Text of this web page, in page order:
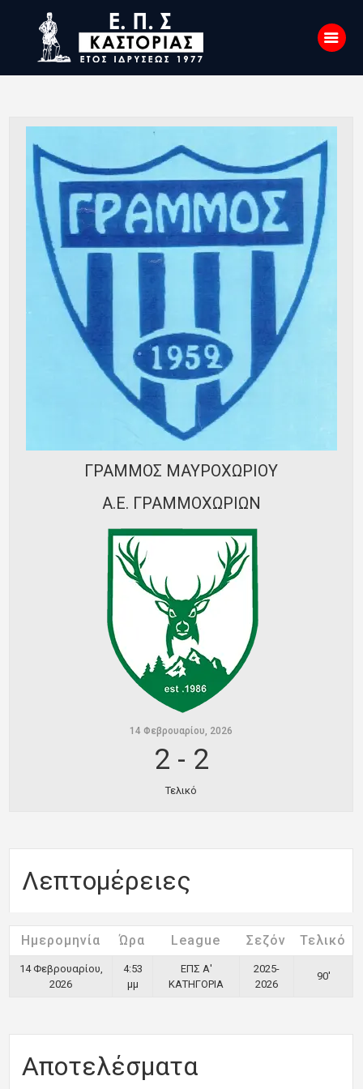
Σχετικά με εμάς
Επικοινωνία
Νέα
Η Ένωση
Πρωταθλήματα
Υποδομών
Ορισμοί Διαιτητών
Ποινές
Περισσότερα
ΓΡΑΜΜΟΣ ΜΑΥΡΟΧΩΡΙΟΥ
Α.Ε. ΓΡΑΜΜΟΧΩΡΙΩΝ
14 Φεβρουαρίου, 2026
2 - 2
Τελικό
Λεπτομέρειες
Ημερομηνία Ώρα League Σεζόν Τελικό
14 Φεβρουαρίου,
2026
4:53
μμ
ΕΠΣ Α'
ΚΑΤΗΓΟΡΙΑ
2025-
2026
90'
Αποτελέσματα